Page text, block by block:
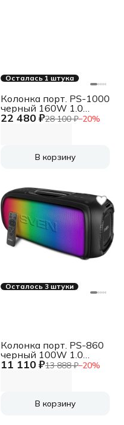
Осталась 1 штука
22 480 ₽28 100 ₽−20%
Колонка порт. PS-1000
черный 160W 1.0
BT/3.5Jack 10м
В корзину
Осталось 3 штуки
11 110 ₽13 888 ₽−20%
Колонка порт. PS-860
черный 100W 1.0
BT/3.5Jack 5400mAh
В корзину